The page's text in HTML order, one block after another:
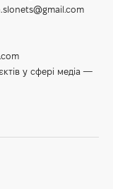
у сфері медіа —